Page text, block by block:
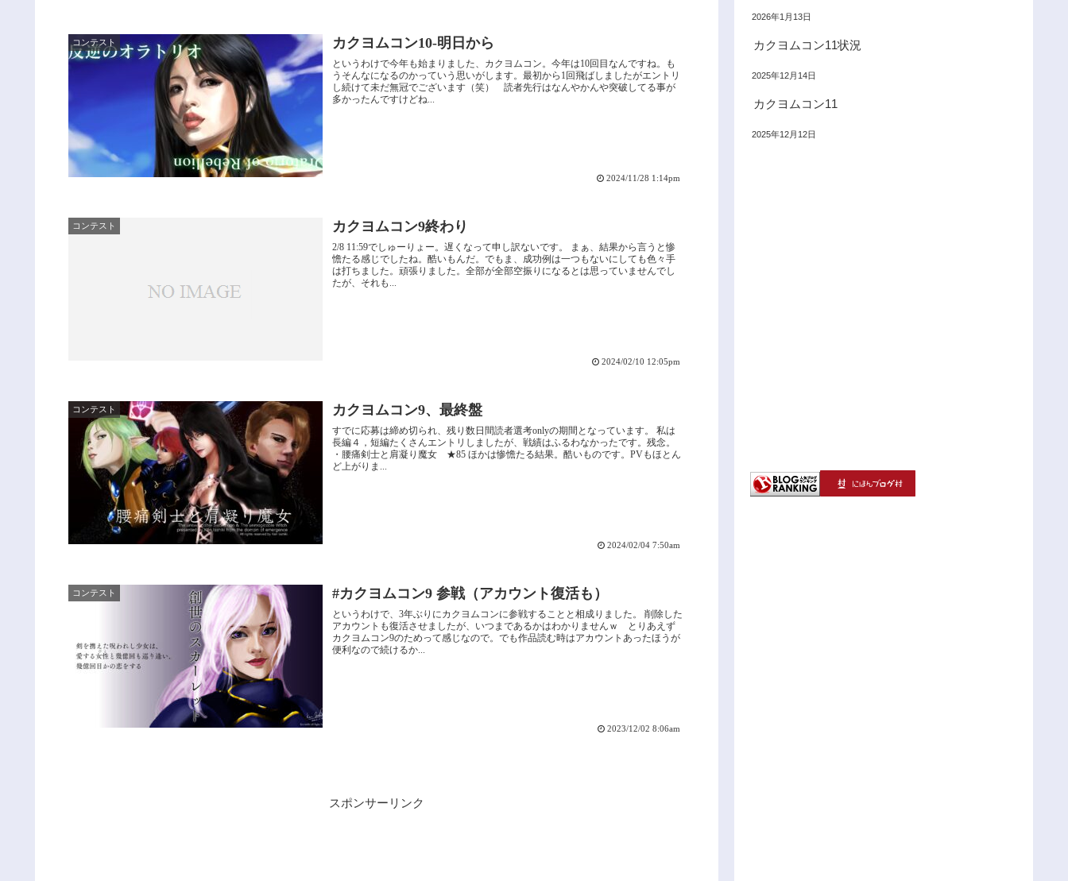
コンテスト カクヨムコン10-明日から
というわけで今年も始まりました、カクヨムコン。今年は10回目なんですね。も
うそんなになるのかっていう思いがします。最初から1回飛ばしましたがエントリ
し続けて未だ無冠でございます（笑） 読者先行はなんやかんや突破してる事が
多かったんですけどね...
2024/11/28 1:14pm
コンテスト カクヨムコン9終わり
2/8 11:59でしゅーりょー。遅くなって申し訳ないです。 まぁ、結果から言うと惨
憺たる感じでしたね。酷いもんだ。でもま、成功例は一つもないにしても色々手
は打ちました。頑張りました。全部が全部空振りになるとは思っていませんでし
たが、それも...
2024/02/10 12:05pm
コンテスト カクヨムコン9、最終盤
すでに応募は締め切られ、残り数日間読者選考onlyの期間となっています。 私は
長編４，短編たくさんエントリしましたが、戦績はふるわなかったです。残念。
・腰痛剣士と肩凝り魔女 ★85 ほかは惨憺たる結果。酷いものです。PVもほとん
ど上がりま...
2024/02/04 7:50am
コンテスト #カクヨムコン9 参戦（アカウント復活も）
というわけで、3年ぶりにカクヨムコンに参戦することと相成りました。 削除した
アカウントも復活させましたが、いつまであるかはわかりませんｗ とりあえず
カクヨムコン9のためって感じなので。でも作品読む時はアカウントあったほうが
便利なので続けるか...
2023/12/02 8:06am
スポンサーリンク
2026年1月13日
カクヨムコン11状況
2025年12月14日
カクヨムコン11
2025年12月12日